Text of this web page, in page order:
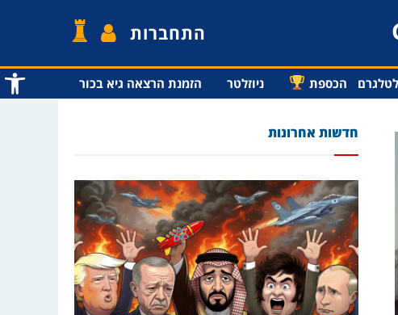
פתח
התחברות
לטלגרם הכספת ניוזלטר הזמנת הרצאה גיא בכור
חדשות אחרונות